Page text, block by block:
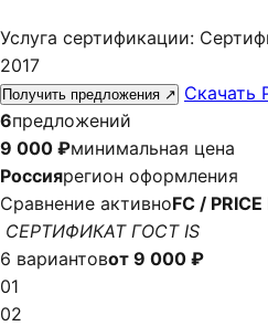
Услуга сертификации:
2017
Получить предложения ↗ Скачать
6предложений
9 000 ₽минимальная цена
Россиярегион оформления
Сравнение активноFC /
СЕРТИФИКАТ ГОСТ IS
6 вариантовот 9 000 ₽
01
02